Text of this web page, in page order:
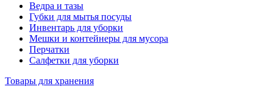
Ведра и тазы
Губки для мытья посуды
Инвентарь для уборки
Мешки и контейнеры для мусора
Перчатки
Салфетки для уборки
Товары для хранения